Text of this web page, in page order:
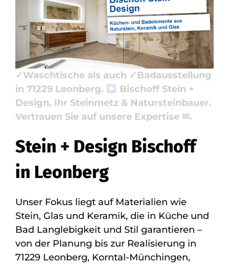
Bischoff Stein + Design für Leonberg für
Naturstein als auch ✓Badfliese,
Küchenarbeitsplatte, Waschtische,
Badausstellung. Gesucht: ✓Badfliese,
✓Küchenarbeitsplatte, ✓Naturstein,
✓Waschtische als auch ✓Badausstellung
in 71229 Leonberg.
Bischoff Stein +
Design, Ihr Steinmetz & Natursteinbauer.
Vertrauen Sie auf unsere Expertise ✉.
Stein + Design Bischoff
in Leonberg
Unser Fokus liegt auf Materialien wie
Stein, Glas und Keramik, die in Küche und
Bad Langlebigkeit und Stil garantieren –
von der Planung bis zur Realisierung in
71229 Leonberg, Korntal-Münchingen,